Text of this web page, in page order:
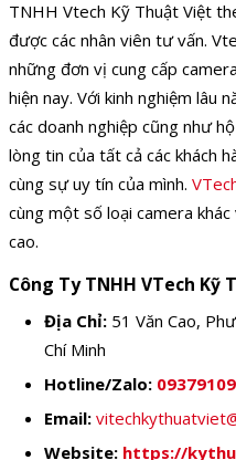
TNHH Vtech Kỹ Thuật Việt
được các nhân viên tư vấn.
những đơn vị cung cấp
hiện nay. Với kinh nghiệm lâu
các doanh nghiệp cũng như
lòng tin của tất cả các khách
cùng sự uy tín của mình.
cùng một số loại camera
cao.
Công Ty TNHH VTech Kỹ
Địa Chỉ: 51 Văn Cao,
Chí Minh
Hotline/Zalo:
Email:
Website: https://